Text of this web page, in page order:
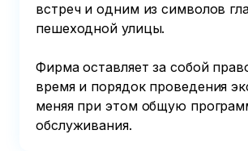
встреч и одним из символов
пешеходной улицы.
Фирма оставляет за собой
время и порядок проведения
меняя при этом общую
обслуживания.